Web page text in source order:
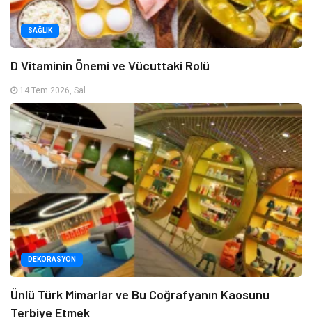
SAĞLIK
D Vitaminin Önemi ve Vücuttaki Rolü
14 Tem 2026, Sal
DEKORASYON
Ünlü Türk Mimarlar ve Bu Coğrafyanın Kaosunu
Terbiye Etmek